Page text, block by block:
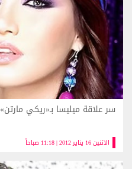
الاثنين 16 يناير 2012 | 11:18 صباحاً
سر علاقة ميليسا بـ«ريكي مارتن»